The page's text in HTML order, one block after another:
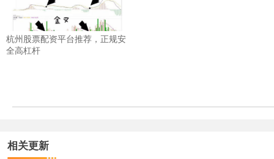
杭州股票配资平台推荐，正规安
全高杠杆
相关更新